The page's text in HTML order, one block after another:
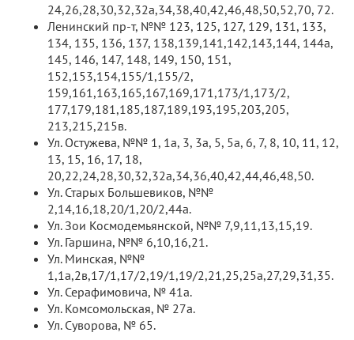
24,26,28,30,32,32а,34,38,40,42,46,48,50,52,70, 72.
Ленинский пр-т, №№ 123, 125, 127, 129, 131, 133,
134, 135, 136, 137, 138,139,141,142,143,144, 144а,
145, 146, 147, 148, 149, 150, 151,
152,153,154,155/1,155/2,
159,161,163,165,167,169,171,173/1,173/2,
177,179,181,185,187,189,193,195,203,205,
213,215,215в.
Ул. Остужева, №№ 1, 1а, 3, 3а, 5, 5а, 6, 7, 8, 10, 11, 12,
13, 15, 16, 17, 18,
20,22,24,28,30,32,32а,34,36,40,42,44,46,48,50.
Ул. Старых Большевиков, №№
2,14,16,18,20/1,20/2,44а.
Ул. Зои Космодемьянской, №№ 7,9,11,13,15,19.
Ул. Гаршина, №№ 6,10,16,21.
Ул. Минская, №№
1,1а,2в,17/1,17/2,19/1,19/2,21,25,25а,27,29,31,35.
Ул. Серафимовича, № 41а.
Ул. Комсомольская, № 27а.
Ул. Суворова, № 65.